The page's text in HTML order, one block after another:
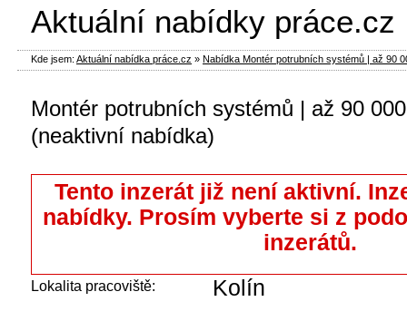
Montér potrubních systémů | až 90
(neaktivní nabídka)
Tento inzerát již není aktivní.
nabídky. Prosím vyberte si z
inzerátů.
Lokalita pracoviště: Kolín
Aktuální nabídky práce.cz
Kde jsem: Aktuální nabídka práce.cz » Nabídka Montér potrubních systémů | až 90